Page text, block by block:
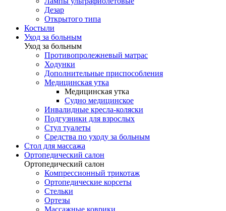
Дезар
Открытого типа
Костыли
Уход за больным
Уход за больным
Противопролежневый матрас
Ходунки
Дополнительные приспособления
Медицинская утка
Медицинская утка
Судно медицинское
Инвалидные кресла-коляски
Подгузники для взрослых
Стул туалеты
Средства по уходу за больным
Cтол для массажа
Ортопедический салон
Ортопедический салон
Компрессионный трикотаж
Ортопедические корсеты
Стельки
Ортезы
Массажные коврики